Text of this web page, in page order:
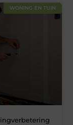
WONING EN TUIN